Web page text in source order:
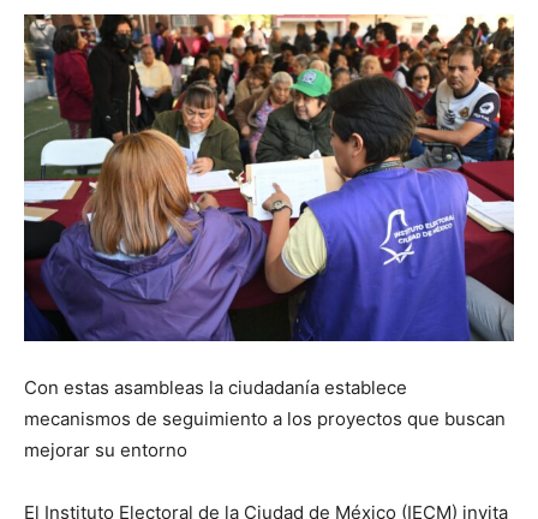
Con estas asambleas la ciudadanía establece
mecanismos de seguimiento a los proyectos que buscan
mejorar su entorno
El Instituto Electoral de la Ciudad de México (IECM) invita